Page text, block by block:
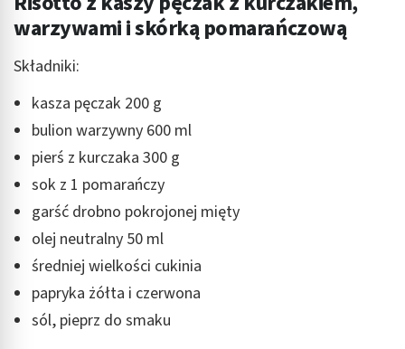
warzywami i skórką pomarańczową
Składniki:
kasza pęczak 200 g
bulion warzywny 600 ml
pierś z kurczaka 300 g
sok z 1 pomarańczy
garść drobno pokrojonej mięty
olej neutralny 50 ml
średniej wielkości cukinia
papryka żółta i czerwona
sól, pieprz do smaku